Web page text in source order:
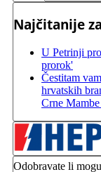
Najčitanije
U Petrinji
prorok'
Čestitam
hrvatskih
Crne
Odobravate li